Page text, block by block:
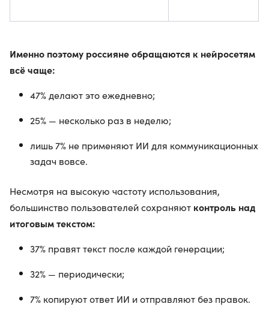
Именно поэтому россияне обращаются к нейросетям
всё чаще:
47% делают это ежедневно;
25% — несколько раз в неделю;
лишь 7% не применяют ИИ для коммуникационных
задач вовсе.
Несмотря на высокую частоту использования,
большинство пользователей сохраняют контроль над
итоговым текстом:
37% правят текст после каждой генерации;
32% — периодически;
7% копируют ответ ИИ и отправляют без правок.